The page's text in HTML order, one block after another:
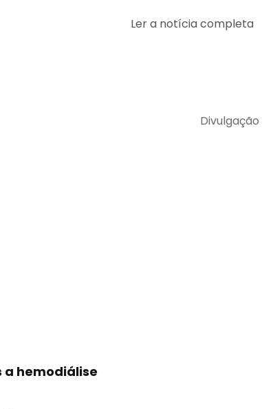
Ler a notícia completa
Divulgação
a hemodiálise